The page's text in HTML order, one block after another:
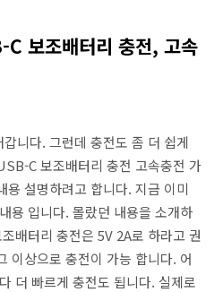
보조배터리 충전, 고속
니다. 그런데 충전도 좀 더 쉽게
C 보조배터리 충전 고속충전 가
용 설명하려고 합니다. 지금 이미
용 입니다. 몰랐던 내용을 소개하
배터리 충전은 5V 2A로 하라고 권
이상으로 충전이 가능 합니다. 어
더 빠르게 충전도 됩니다. 실제로